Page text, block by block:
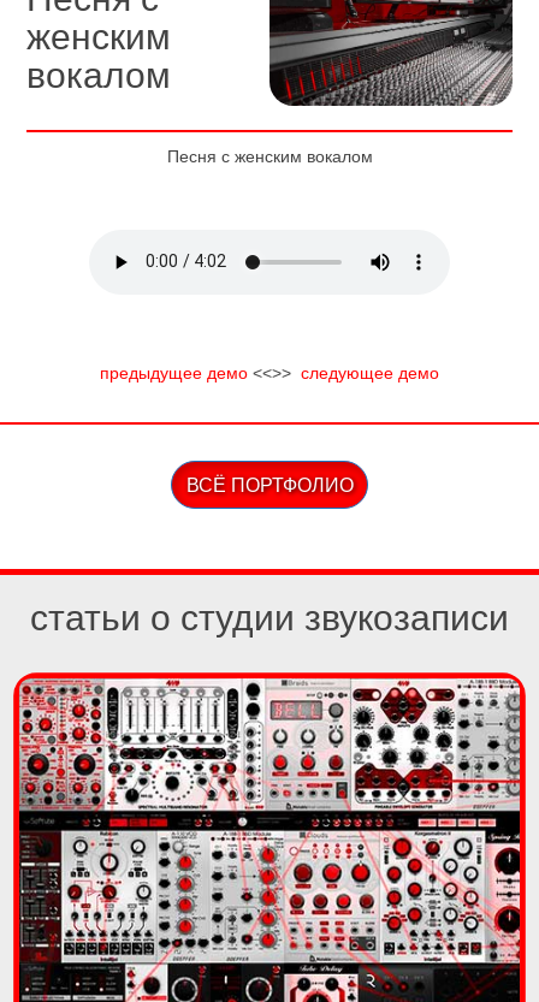
женским
вокалом
Песня с женским вокалом
предыдущее демо <<>> следующее демo
ВСЁ ПОРТФОЛИО
статьи о студии звукозаписи